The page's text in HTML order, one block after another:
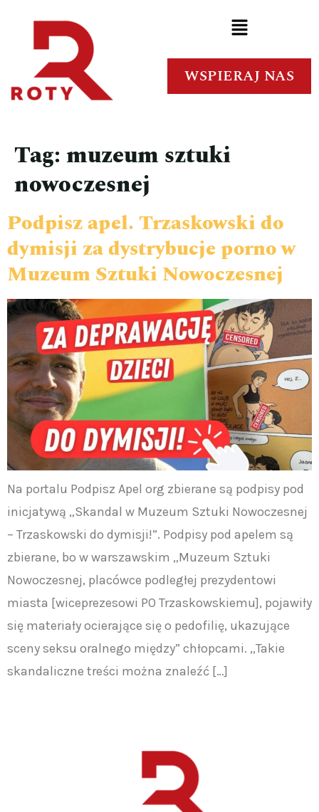
WSPIERAJ NAS
Tag: muzeum sztuki
nowoczesnej
Podpisz apel. Trzaskowski do
dymisji za dystrybucje porno w
Muzeum Sztuki Nowoczesnej
Na portalu Podpisz Apel org zbierane są podpisy pod
inicjatywą „Skandal w Muzeum Sztuki Nowoczesnej
– Trzaskowski do dymisji!”. Podpisy pod apelem są
zbierane, bo w warszawskim „Muzeum Sztuki
Nowoczesnej, placówce podległej prezydentowi
miasta [wiceprezesowi PO Trzaskowskiemu], pojawiły
się materiały ocierające się o pedofilię, ukazujące
sceny seksu oralnego między” chłopcami. „Takie
skandaliczne treści można znaleźć […]